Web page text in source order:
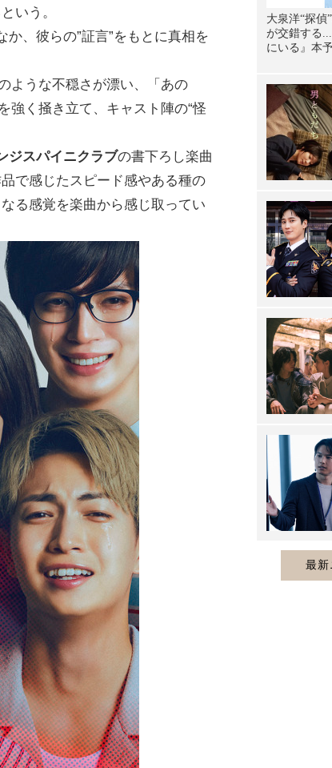
いう。
、彼らの”証言”をもとに真相を
ような不穏さが漂い、「あの
強く掻き立て、キャスト陣の“怪
ジスパイニクラブの書下ろし楽曲
で感じたスピード感やある種の
る感覚を楽曲から感じ取ってい